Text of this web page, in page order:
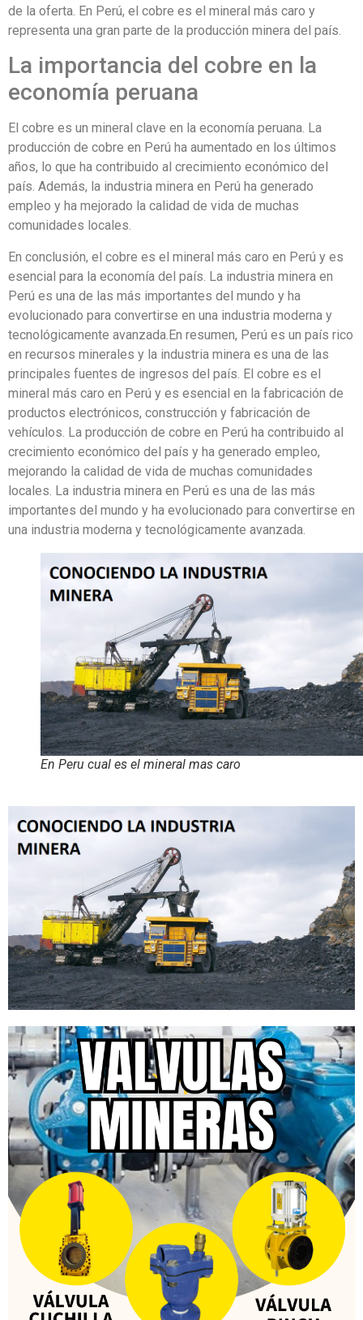
de la oferta. En Perú, el cobre es el mineral más caro y
representa una gran parte de la producción minera del país.
La importancia del cobre en la
economía peruana
El cobre es un mineral clave en la economía peruana. La
producción de cobre en Perú ha aumentado en los últimos
años, lo que ha contribuido al crecimiento económico del
país. Además, la industria minera en Perú ha generado
empleo y ha mejorado la calidad de vida de muchas
comunidades locales.
En conclusión, el cobre es el mineral más caro en Perú y es
esencial para la economía del país. La industria minera en
Perú es una de las más importantes del mundo y ha
evolucionado para convertirse en una industria moderna y
tecnológicamente avanzada.En resumen, Perú es un país rico
en recursos minerales y la industria minera es una de las
principales fuentes de ingresos del país. El cobre es el
mineral más caro en Perú y es esencial en la fabricación de
productos electrónicos, construcción y fabricación de
vehículos. La producción de cobre en Perú ha contribuido al
crecimiento económico del país y ha generado empleo,
mejorando la calidad de vida de muchas comunidades
locales. La industria minera en Perú es una de las más
importantes del mundo y ha evolucionado para convertirse en
una industria moderna y tecnológicamente avanzada.
En Peru cual es el mineral mas caro